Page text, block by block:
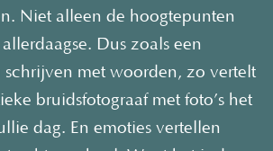
Niet alleen de hoogtepunten
Dus zoals een
schrijven met woorden, zo vertelt
bruidsfotograaf met foto’s het
dag. En emoties vertellen